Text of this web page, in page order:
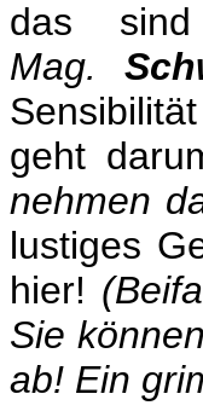
das
Mag.
geht
nehmen
lustiges
hier!
Sie
ab! Ein